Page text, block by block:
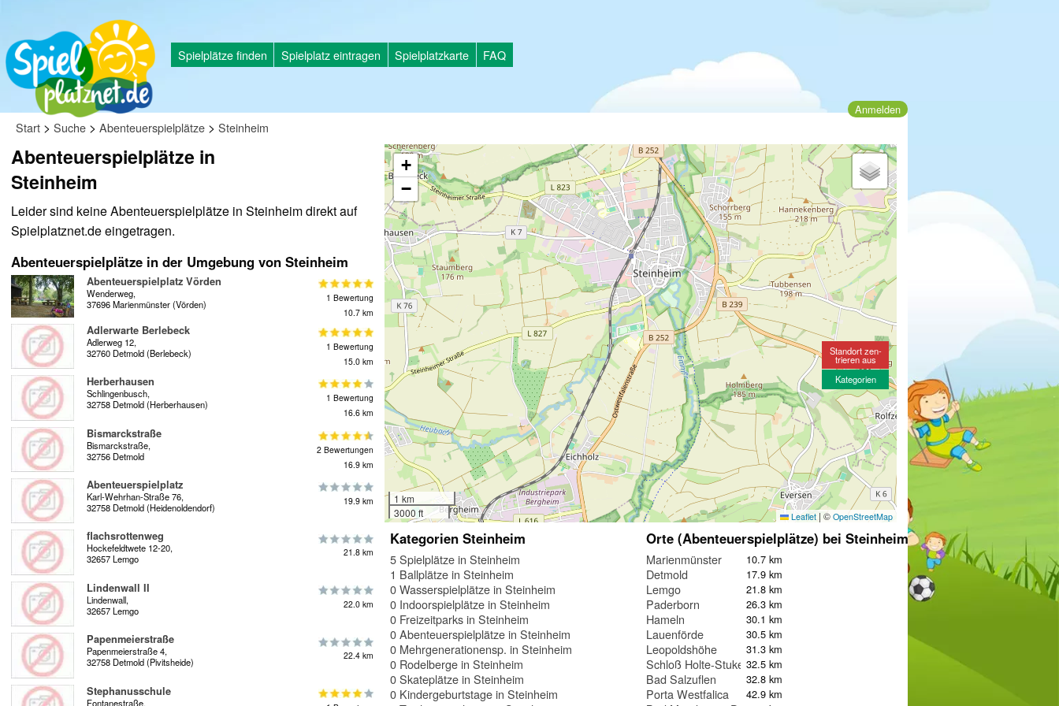
Spielplätze finden Spielplatz eintragen Spielplatzkarte FAQ
Anmelden
Start > Suche > Abenteuerspielplätze > Steinheim
Abenteuerspielplätze in
Steinheim
Leider sind keine Abenteuerspielplätze in Steinheim direkt auf
Spielplatznet.de eingetragen.
Abenteuerspielplätze in der Umgebung von Steinheim
Abenteuerspielplatz Vörden
Wenderweg,
37696 Marienmünster (Vörden)
1 Bewertung
10.7 km
Adlerwarte Berlebeck
Adlerweg 12,
32760 Detmold (Berlebeck)
1 Bewertung
15.0 km
Herberhausen
Schlingenbusch,
32758 Detmold (Herberhausen)
1 Bewertung
16.6 km
Bismarckstraße
Bismarckstraße,
32756 Detmold
2 Bewertungen
16.9 km
Abenteuerspielplatz
Karl-Wehrhan-Straße 76,
32758 Detmold (Heidenoldendorf)
19.9 km
flachsrottenweg
Hockefeldtwete 12-20,
32657 Lemgo
21.8 km
Lindenwall II
Lindenwall,
32657 Lemgo
22.0 km
Papenmeierstraße
Papenmeierstraße 4,
32758 Detmold (Pivitsheide)
22.4 km
Stephanusschule
Fontanestraße,
+
−
1 km
3000 ft
Leaflet | © OpenStreetMap
Standort zen-
trieren aus
Kategorien
Kategorien Steinheim
5 Spielplätze in Steinheim
1 Ballplätze in Steinheim
0 Wasserspielplätze in Steinheim
0 Indoorspielplätze in Steinheim
0 Freizeitparks in Steinheim
0 Abenteuerspielplätze in Steinheim
0 Mehrgenerationensp. in Steinheim
0 Rodelberge in Steinheim
0 Skateplätze in Steinheim
0 Kindergeburtstage in Steinheim
Orte (Abenteuerspielplätze) bei Steinheim
Marienmünster 10.7 km
Detmold 17.9 km
Lemgo 21.8 km
Paderborn 26.3 km
Hameln 30.1 km
Lauenförde 30.5 km
Leopoldshöhe 31.3 km
Schloß Holte-Stukenbrock
32.5 km
Bad Salzuflen 32.8 km
Porta Westfalica 42.9 km